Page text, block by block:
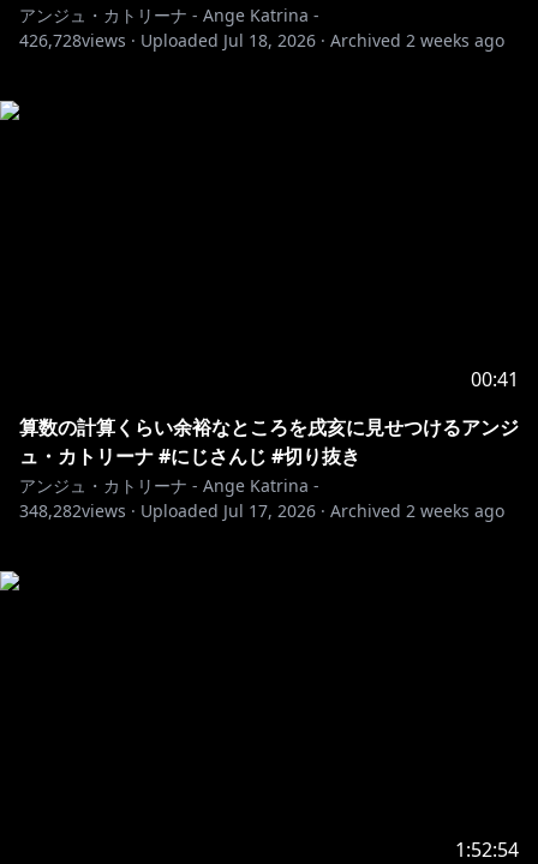
アンジュ・カトリーナ - Ange Katrina -
426,728views · Uploaded Jul 18, 2026 · Archived 2 weeks ago
00:41
算数の計算くらい余裕なところを戌亥に見せつけるアンジ
ュ・カトリーナ #にじさんじ #切り抜き
アンジュ・カトリーナ - Ange Katrina -
348,282views · Uploaded Jul 17, 2026 · Archived 2 weeks ago
1:52:54